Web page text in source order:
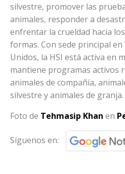
silvestre, promover las
animales, responder a
enfrentar la crueldad hacia
formas. Con sede principal
Unidos, la HSI está activa en
mantiene programas activos
animales de compañía,
silvestre y animales de granja.
Foto de Tehmasip Khan en
Síguenos en: